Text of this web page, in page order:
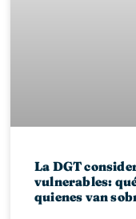
La DGT
vulnerables:
quienes van